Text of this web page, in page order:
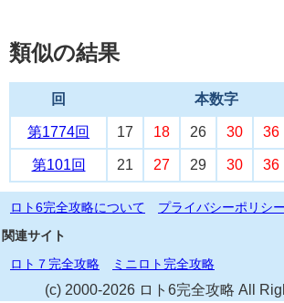
類似の結果
回 本数字
第1774回 17 18 26 30 36
第101回 21 27 29 30 36
ロト6完全攻略について プライバシーポリシー
関連サイト
ロト７完全攻略
ミニロト完全攻略
(c) 2000-2026 ロト6完全攻略 All